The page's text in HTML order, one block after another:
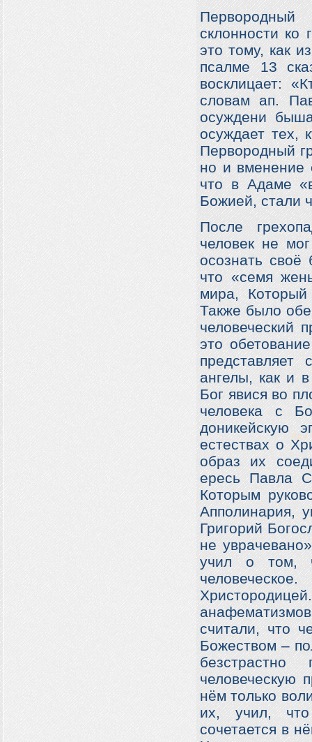
склонности ко
это тому, как
псалме 13
восклицает:
словам ап.
осуждени
осуждает тех,
Первородный
но и вменение
что в Адаме
Божией, стали
После
человек не
осознать своё
что «семя
мира, Который
Также было
человеческий
это
ангелы, как и
Бог явися во
человека с
доникейскую
естествах о
образ их
ересь Павла
Которым
Апполинария,
Григорий
не
учил о том,
считали, что
Божеством –
человеческую
нём только
их, учил, что
сочетается в